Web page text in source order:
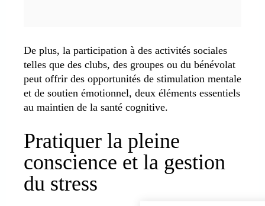
De plus, la participation à des activités sociales
telles que des clubs, des groupes ou du bénévolat
peut offrir des opportunités de stimulation mentale
et de soutien émotionnel, deux éléments essentiels
au maintien de la santé cognitive.
Pratiquer la pleine
conscience et la gestion
du stress